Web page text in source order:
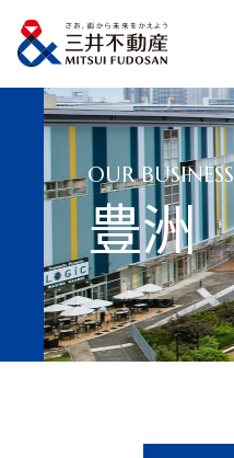
トップページ 事業紹介
OUR BUSINESS
豊洲